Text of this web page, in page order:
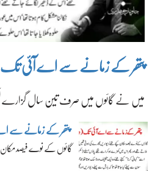
پتھر کے زمانے سے اے آئی
میں نے گائوں میں صرف تین سال
پتھر کے زمانے
گائوں کے نوے فیصد